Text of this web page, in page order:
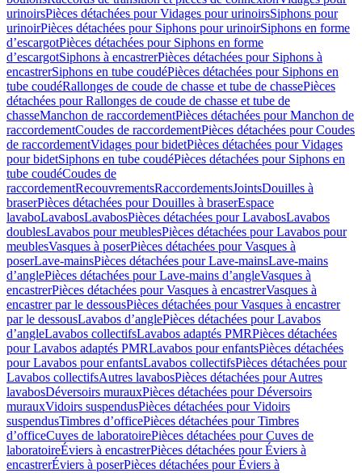
urinoirsPièces détachées pour Vidages pour urinoirsSiphons pour
urinoirPièces détachées pour Siphons pour urinoirSiphons en forme
d’escargotPièces détachées pour Siphons en forme
d’escargotSiphons à encastrerPièces détachées pour Siphons à
encastrerSiphons en tube coudéPièces détachées pour Siphons en
tube coudéRallonges de coude de chasse et tube de chassePièces
détachées pour Rallonges de coude de chasse et tube de
chasseManchon de raccordementPièces détachées pour Manchon de
raccordementCoudes de raccordementPièces détachées pour Coudes
de raccordementVidages pour bidetPièces détachées pour Vidages
pour bidetSiphons en tube coudéPièces détachées pour Siphons en
tube coudéCoudes de
raccordementRecouvrementsRaccordementsJointsDouilles à
braserPièces détachées pour Douilles à braserEspace
lavaboLavabosLavabosPièces détachées pour LavabosLavabos
doublesLavabos pour meublesPièces détachées pour Lavabos pour
meublesVasques à poserPièces détachées pour Vasques à
poserLave-mainsPièces détachées pour Lave-mainsLave-mains
d’anglePièces détachées pour Lave-mains d’angleVasques à
encastrerPièces détachées pour Vasques à encastrerVasques à
encastrer par le dessousPièces détachées pour Vasques à encastrer
par le dessousLavabos d’anglePièces détachées pour Lavabos
d’angleLavabos collectifsLavabos adaptés PMRPièces détachées
pour Lavabos adaptés PMRLavabos pour enfantsPièces détachées
pour Lavabos pour enfantsLavabos collectifsPièces détachées pour
Lavabos collectifsAutres lavabosPièces détachées pour Autres
lavabosDéversoirs murauxPièces détachées pour Déversoirs
murauxVidoirs suspendusPièces détachées pour Vidoirs
suspendusTimbres dʼofficePièces détachées pour Timbres
dʼofficeCuves de laboratoirePièces détachées pour Cuves de
laboratoireÉviers à encastrerPièces détachées pour Éviers à
encastrerÉviers à poserPièces détachées pour Éviers à